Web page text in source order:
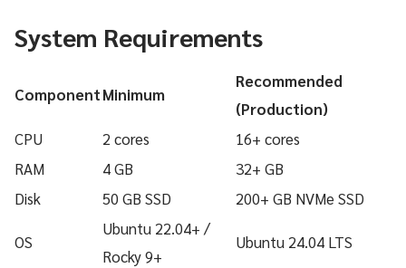
System Requirements
ComponentMinimum
Recommended
(Production)
CPU
2 cores
16+ cores
RAM
4 GB
32+ GB
Disk
50 GB SSD 200+ GB NVMe SSD
OS
Ubuntu 22.04+ /
Rocky 9+
Ubuntu 24.04 LTS